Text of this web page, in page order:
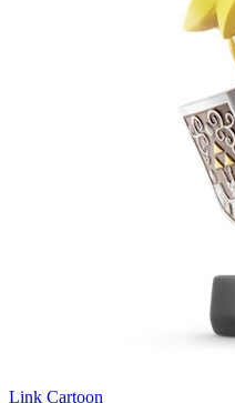
Link Cartoon